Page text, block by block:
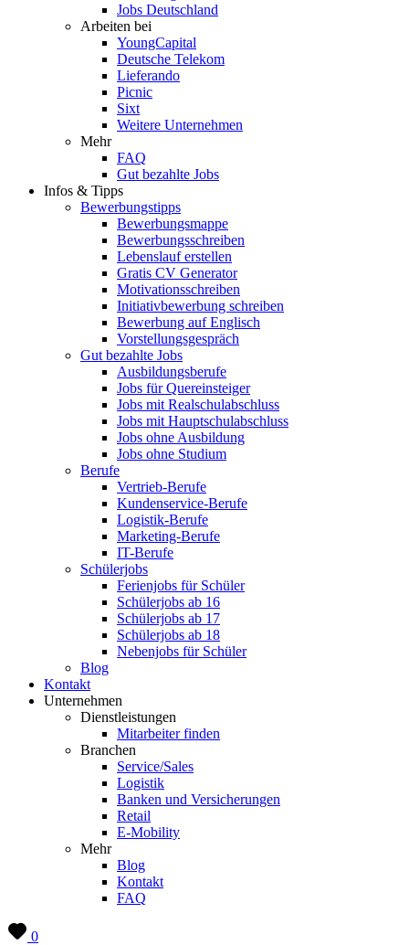
Jobs Deutschland
Arbeiten bei
YoungCapital
Deutsche Telekom
Lieferando
Picnic
Sixt
Weitere Unternehmen
Mehr
FAQ
Gut bezahlte Jobs
Infos & Tipps
Bewerbungstipps
Bewerbungsmappe
Bewerbungsschreiben
Lebenslauf erstellen
Gratis CV Generator
Motivationsschreiben
Initiativbewerbung schreiben
Bewerbung auf Englisch
Vorstellungsgespräch
Gut bezahlte Jobs
Ausbildungsberufe
Jobs für Quereinsteiger
Jobs mit Realschulabschluss
Jobs mit Hauptschulabschluss
Jobs ohne Ausbildung
Jobs ohne Studium
Berufe
Vertrieb-Berufe
Kundenservice-Berufe
Logistik-Berufe
Marketing-Berufe
IT-Berufe
Schülerjobs
Ferienjobs für Schüler
Schülerjobs ab 16
Schülerjobs ab 17
Schülerjobs ab 18
Nebenjobs für Schüler
Blog
Kontakt
Unternehmen
Dienstleistungen
Mitarbeiter finden
Branchen
Service/Sales
Logistik
Banken und Versicherungen
Retail
E-Mobility
Mehr
Blog
Kontakt
FAQ
0